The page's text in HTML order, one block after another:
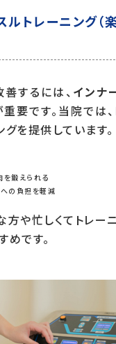
トレーニング（
するには、 インナ
重要です。当院では、
を提供しています。
鍛えられる
の負担を軽減
方や忙しくてトレー
です。